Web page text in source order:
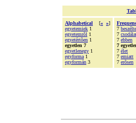
Alphabetical [« »]
egyetemiek 1
egyetemrõl 1
egyetértõen 1
egyetlen 7
egyetlenegy 1
egyforma 1
egyformán 3
7
7
7 ebben
7
7 élet
7 emiatt
7 erõsen